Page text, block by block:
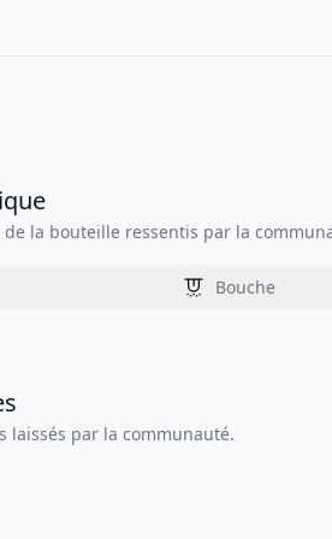
de la bouteille ressentis par la
Bouche
laissés par la communauté.